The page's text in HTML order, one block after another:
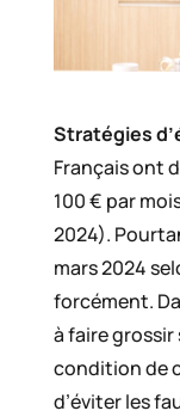
Stratégies
Français ont
100 € par
2024).
mars 2024
forcément.
à faire grossir
condition de
d’éviter les